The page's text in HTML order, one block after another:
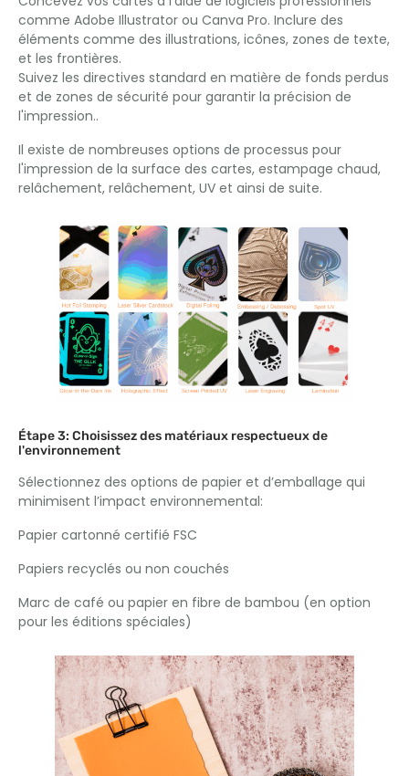
comme Adobe Illustrator ou Canva Pro. Inclure des
éléments comme des illustrations, icônes, zones de texte,
et les frontières.
Suivez les directives standard en matière de fonds perdus
et de zones de sécurité pour garantir la précision de
l'impression..
Il existe de nombreuses options de processus pour
l'impression de la surface des cartes, estampage chaud,
relâchement, relâchement, UV et ainsi de suite.
Étape 3: Choisissez des matériaux respectueux de
l'environnement
Sélectionnez des options de papier et d’emballage qui
minimisent l’impact environnemental:
Papier cartonné certifié FSC
Papiers recyclés ou non couchés
Marc de café ou papier en fibre de bambou (en option
pour les éditions spéciales)